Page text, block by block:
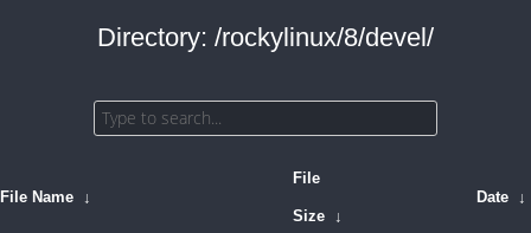
Directory: /rockylinux/8/devel/
File Name ↓
File
Size ↓
Date ↓